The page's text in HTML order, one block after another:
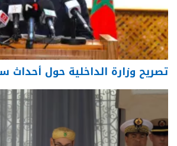
تصريح وزارة الداخلية حول أحداث